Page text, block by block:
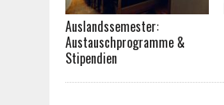
Auslandssemester:
Austauschprogramme &
Stipendien